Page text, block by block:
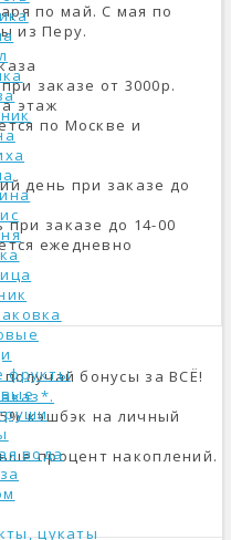
фрукты
вода
цукаты
по май. С мая по
из Перу.
заказе от 3000р.
этаж
по Москве и
день при заказе до
заказе до 14-00
ежедневно
бонусы за ВСЁ!
кэшбэк на личный
процент накоплений.